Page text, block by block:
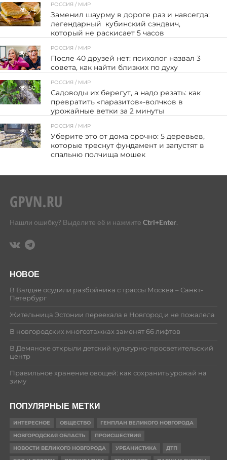
74
РОССИЯ / МИР
Заменил шаурму в дороге раз и навсегда:
легендарный кубинский сэндвич,
который не раскисает 5 часов
40
РОССИЯ / МИР
После 40 друзей нет: психолог назвал 3
совета, как найти близких по духу
50
РОССИЯ / МИР
Садоводы их берегут, а надо резать: как
превратить «паразитов»-волчков в
урожайные ветки за 2 минуты
32
РОССИЯ / МИР
Уберите это от дома срочно: 5 деревьев,
которые треснут фундамент и запустят в
спальню полчища мошек
Нашли ошибку? Выделите её и нажмите Ctrl+Enter.
НОВОЕ
В Валдае осудили разбойника с трассы Москва – Санкт-
Петербург
Жительница Эстонии переехала в Новгород и не пожалела
В новгородских многоэтажках заменят 66 лифтов
В Демянске открыли детский культурно-просветительский
центр
Правильное хранение овощей: как сохранить урожай на
зиму
ПОПУЛЯРНЫЕ МЕТКИ
ИНТЕРЕСНОЕ ОБЩЕСТВО
ГЕНПЛАН ВЕЛИКОГО НОВГОРОДА
НОВГОРОДСКАЯ ОБЛАСТЬ
ПРОИСШЕСТВИЯ
НОВОСТИ ВЕЛИКОГО НОВГОРОДА
УРБАНИСТИКА
ДТП